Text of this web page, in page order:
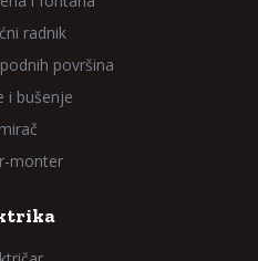
radnik
površina
i bušenje
monter